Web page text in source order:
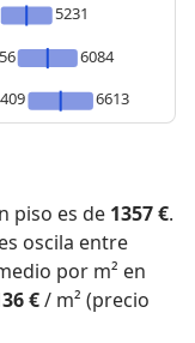
5231
6084
6613
piso es de 1357 €.
oscila entre
por m² en
€/ m² (precio